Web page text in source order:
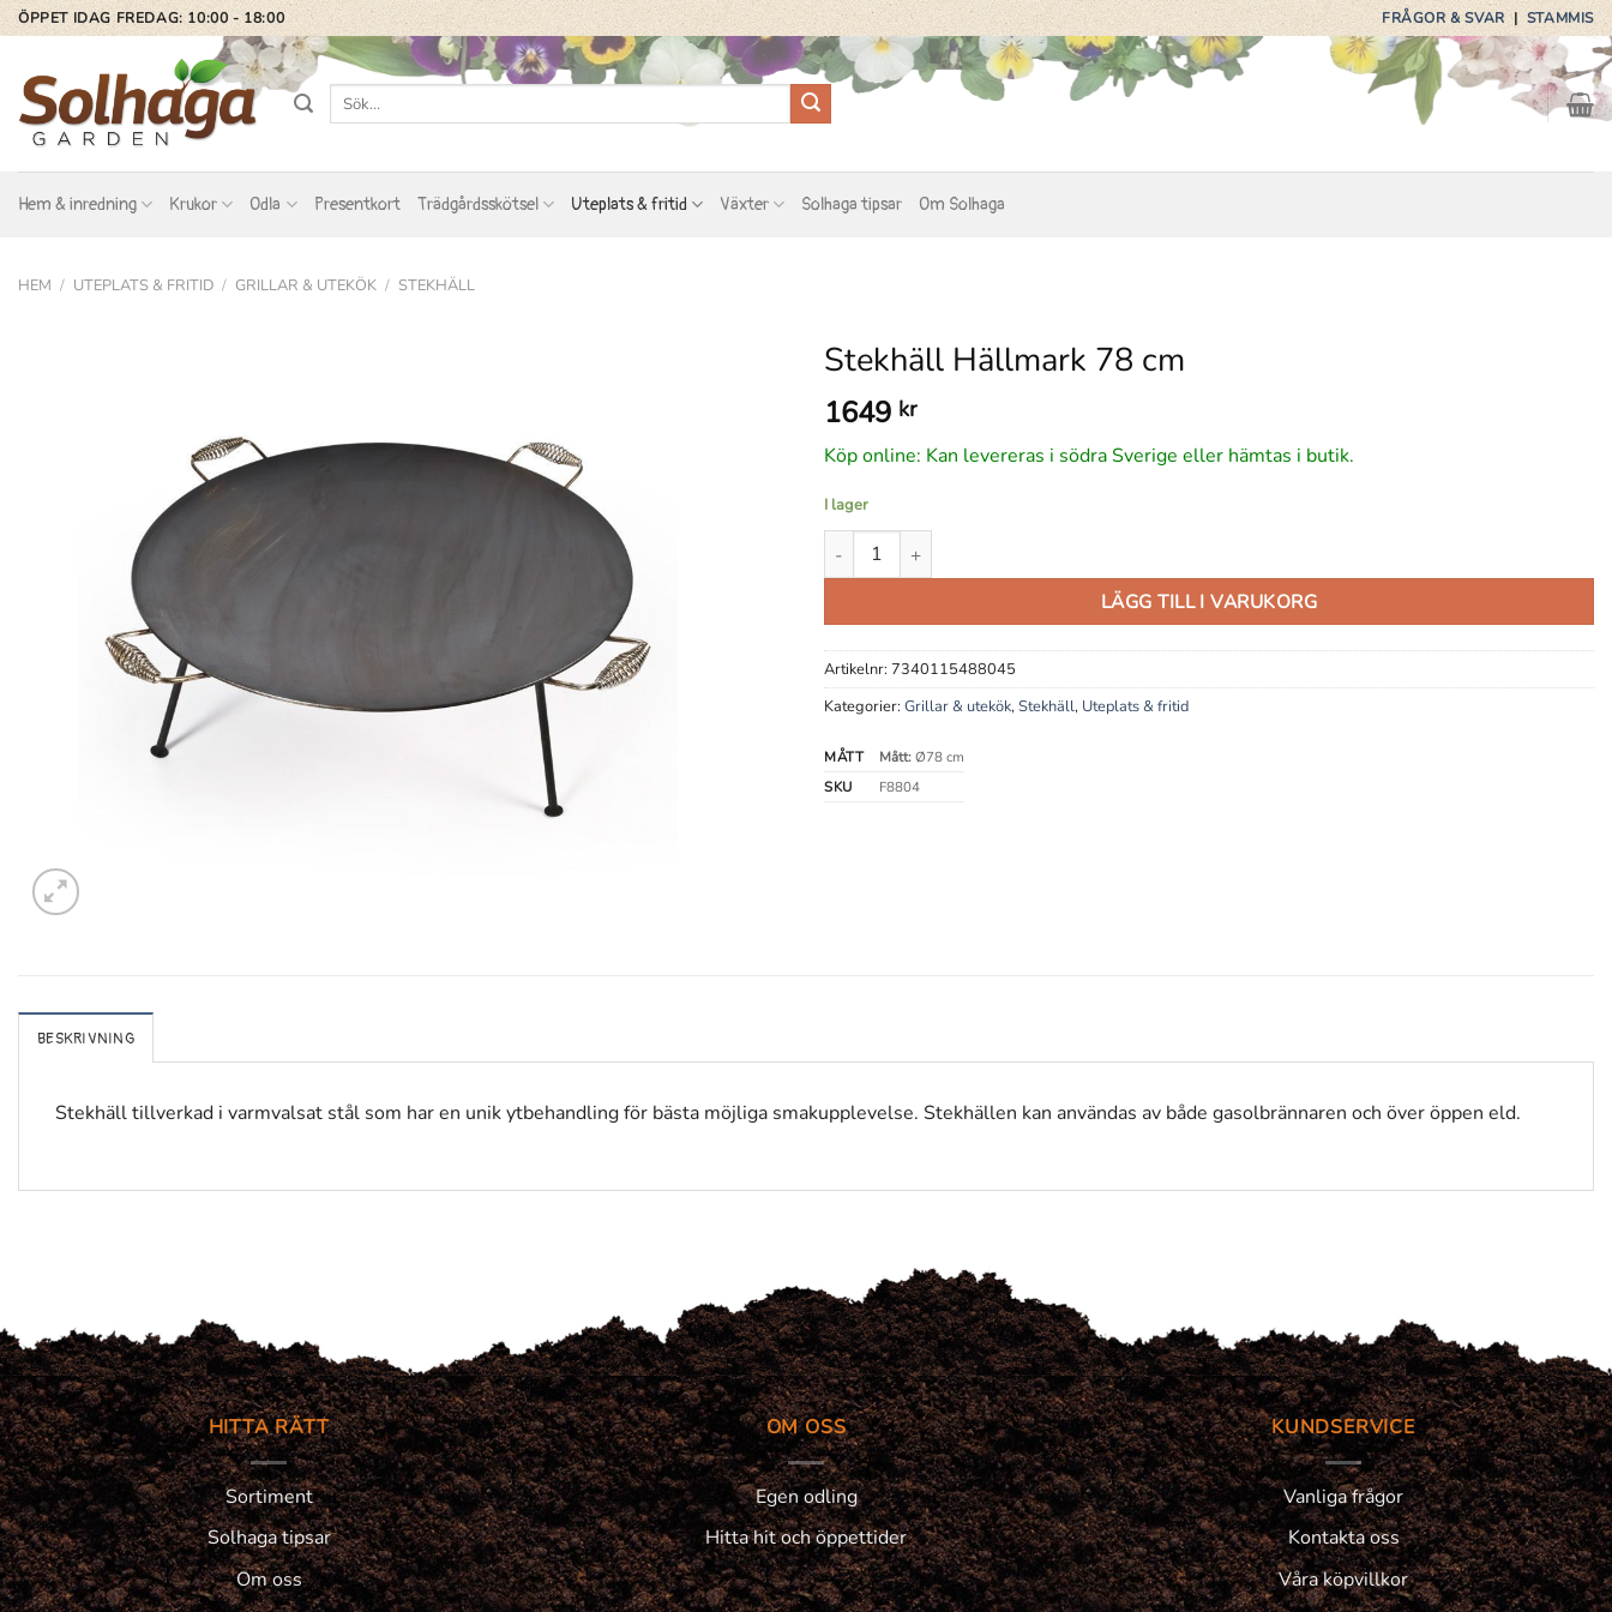
Skip
to
content
ÖPPET IDAG FREDAG: 10:00 - 18:00 FRÅGOR & SVAR|STAMMIS
Sök
Hem & inredning Krukor Odla Presentkort Trädgårdsskötsel Uteplats & fritid Växter Solhaga tipsar Om Solhaga
HEM / UTEPLATS & FRITID / GRILLAR & UTEKÖK / STEKHÄLL
Stekhäll Hällmark 78 cm
1649 kr
Köp online: Kan levereras i södra Sverige eller hämtas i butik.
I lager
Stekhäll Hällmark 78 cm mängd
LÄGG TILL I VARUKORG
Artikelnr: 7340115488045
Kategorier: Grillar & utekök,Stekhäll, Uteplats & fritid
MÅTT Mått:Ø78 cm
SKU
F8804
BESKRIVNING
Stekhäll tillverkad i varmvalsat stål som har en unik ytbehandling för bästa möjliga smakupplevelse. Stekhällen kan användas av både gasolbrännaren och över öppen eld.
HITTA RÄTT
Sortiment
Solhaga tipsar
Om oss
OM OSS
Egen odling
Hitta hit och öppettider
KUNDSERVICE
Vanliga frågor
Kontakta oss
Våra köpvillkor